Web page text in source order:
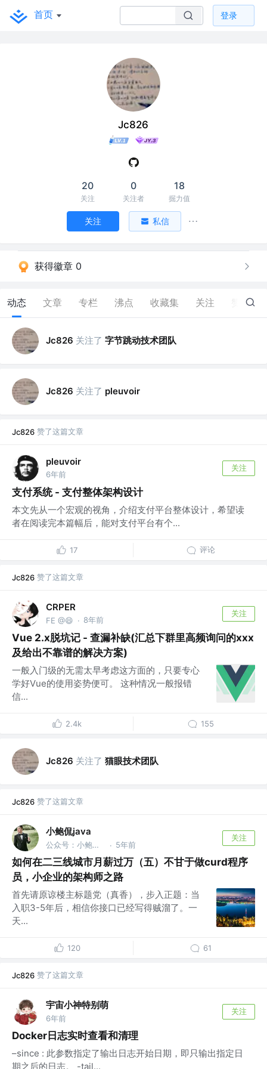
首页 登录
Jc826
20
关注
0
关注者
18
掘力值
关注 私信
获得徽章 0
动态 文章 专栏 沸点 收藏集 关注 40
Jc826 关注了 字节跳动技术团队
Jc826 关注了 pleuvoir
Jc826 赞了这篇文章
pleuvoir
6年前
关注
支付系统 - 支付整体架构设计
本文先从一个宏观的视角，介绍支付平台整体设计，希望读
者在阅读完本篇幅后，能对支付平台有个...
17 评论
Jc826 赞了这篇文章
CRPER
FE @😄 · 8年前
关注
Vue 2.x脱坑记 - 查漏补缺(汇总下群里高频询问的xxx
及给出不靠谱的解决方案)
一般入门级的无需太早考虑这方面的，只要专心
学好Vue的使用姿势便可。 这种情况一般报错
信...
2.4k 155
Jc826 关注了 猫眼技术团队
Jc826 赞了这篇文章
小鲍侃java
公众号：小鲍侃java · 5年前
关注
如何在二三线城市月薪过万（五）不甘于做curd程序
员，小企业的架构师之路
首先请原谅楼主标题党（真香），步入正题：当
入职3-5年后，相信你接口已经写得贼溜了。一
天...
120 61
Jc826 赞了这篇文章
宇宙小神特别萌
6年前
关注
Docker日志实时查看和清理
–since : 此参数指定了输出日志开始日期，即只输出指定日
期之后的日志。 -tail...